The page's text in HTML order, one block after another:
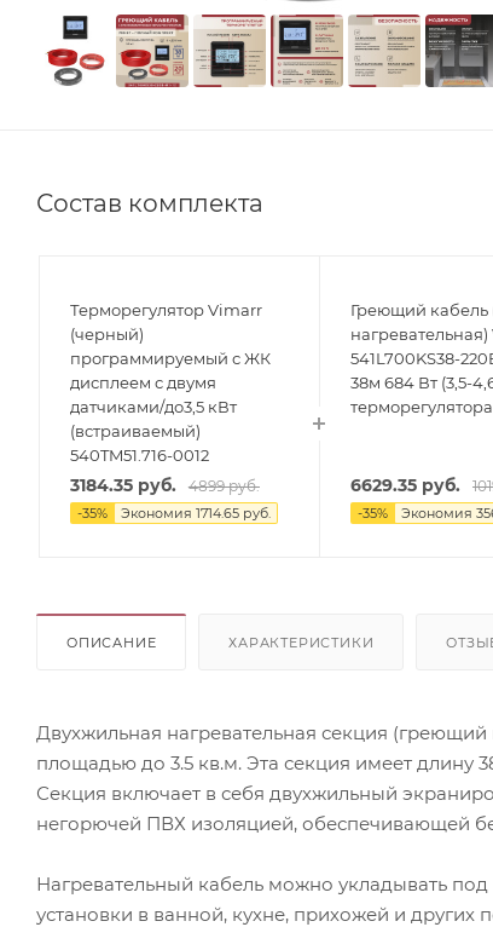
Состав комплекта
Терморегулятор Vimarr
(черный)
программируемый с ЖК
дисплеем с двумя
датчиками/до3,5 кВт
(встраиваемый)
540TM51.716-0012
3184.35руб. 4899руб.
-35% Экономия 1714.65руб.
Греющий кабель
нагревательная)
541L700KS38-
38м 684 Вт (3,5-
терморегулятора
6629.35 руб.
-35% Экономия
ОПИСАНИЕ ХАРАКТЕРИСТИКИ
Двухжильная нагревательная секция
площадью до 3.5 кв.м. Эта секция имеет длину
Секция включает в себя двухжильный
негорючей ПВХ изоляцией, обеспечивающей
Нагревательный кабель можно укладывать
установки в ванной, кухне, прихожей и